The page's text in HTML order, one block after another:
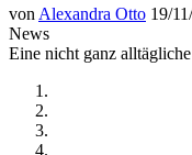
von Alexandra Otto 19/
News
Eine nicht ganz